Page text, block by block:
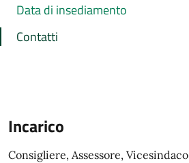
Data di insediamento
Contatti
Incarico
Consigliere, Assessore, Vicesindaco